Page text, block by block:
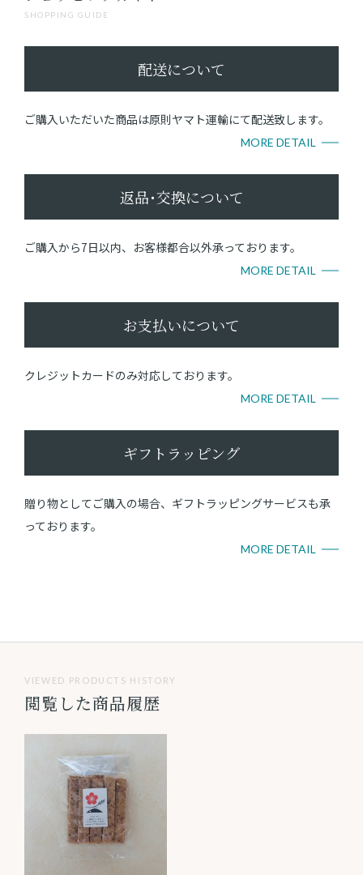
SHOPPING GUIDE
配送について
ご購入いただいた商品は原則ヤマト運輸にて配送致します。
MORE DETAIL
返品･交換について
ご購入から7日以内、お客様都合以外承っております。
MORE DETAIL
お支払いについて
クレジットカードのみ対応しております。
MORE DETAIL
ギフトラッピング
贈り物としてご購入の場合、ギフトラッピングサービスも承
っております。
MORE DETAIL
VIEWED PRODUCTS HISTORY
閲覧した商品履歴